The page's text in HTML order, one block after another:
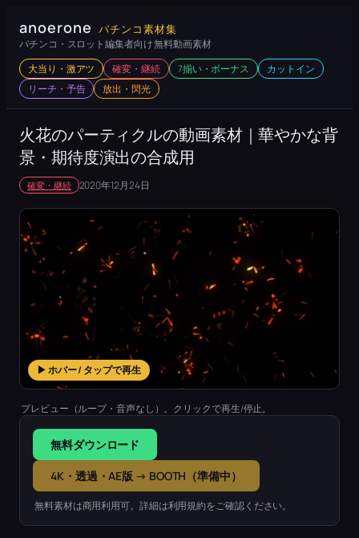
容
ス
キ
プ
anoerone パチンコ素材集
パチンコ・スロット編集者向け 無料動画素材
大当り・激アツ 確変・継続 7揃い・ボーナス
カットイン
リーチ・予告
放出・閃光
火花のパーティクルの動画素材｜華やかな背
景・期待度演出の合成用
確変・継続 2020年12月24日
▶ ホバー / タップで再生
プレビュー（ループ・音声なし）。クリックで再生/停止。
無料ダウンロード
4K・透過・AE版 → BOOTH（準備中）
無料素材は商用利用可。詳細は利用規約をご確認ください。